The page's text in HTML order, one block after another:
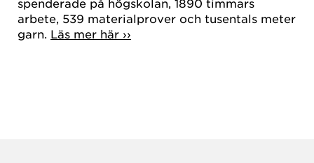
spenderade på högskolan, 1890 timmars
arbete, 539 materialprover och tusentals meter
garn. Läs mer här ››